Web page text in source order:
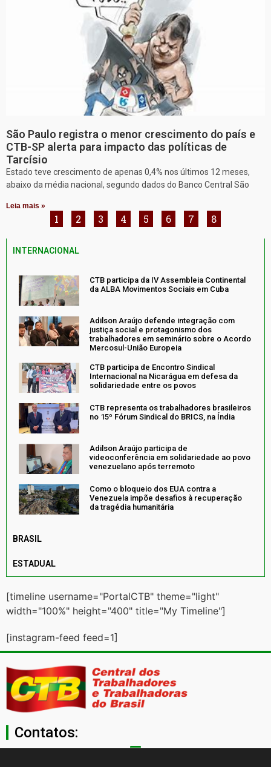
São Paulo registra o menor crescimento do país e
CTB-SP alerta para impacto das políticas de
Tarcísio
Estado teve crescimento de apenas 0,4% nos últimos 12 meses,
abaixo da média nacional, segundo dados do Banco Central São
Leia mais »
1 2 3 4 5 6 7 8
INTERNACIONAL
CTB participa da IV Assembleia Continental
da ALBA Movimentos Sociais em Cuba
Adilson Araújo defende integração com
justiça social e protagonismo dos
trabalhadores em seminário sobre o Acordo
Mercosul-União Europeia
CTB participa de Encontro Sindical
Internacional na Nicarágua em defesa da
solidariedade entre os povos
CTB representa os trabalhadores brasileiros
no 15º Fórum Sindical do BRICS, na Índia
Adilson Araújo participa de
videoconferência em solidariedade ao povo
venezuelano após terremoto
Como o bloqueio dos EUA contra a
Venezuela impõe desafios à recuperação
da tragédia humanitária
BRASIL
ESTADUAL
[timeline username="PortalCTB" theme="light"
width="100%" height="400" title="My Timeline"]
[instagram-feed feed=1]
Contatos: